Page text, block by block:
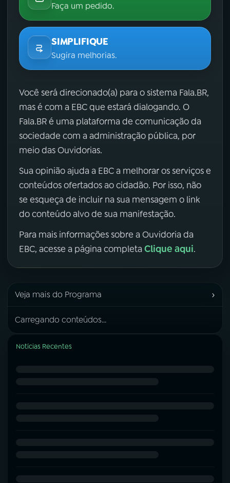
Faça um pedido.
SIMPLIFIQUE
Sugira melhorias.
Você será direcionado(a) para o sistema Fala.BR,
mas é com a EBC que estará dialogando. O
Fala.BR é uma plataforma de comunicação da
sociedade com a administração pública, por
meio das Ouvidorias.
Sua opinião ajuda a EBC a melhorar os serviços e
conteúdos ofertados ao cidadão. Por isso, não
se esqueça de incluir na sua mensagem o link
do conteúdo alvo de sua manifestação.
Para mais informações sobre a Ouvidoria da
EBC, acesse a página completa Clique aqui.
Veja mais do Programa ›
Carregando conteúdos...
Notícias Recentes